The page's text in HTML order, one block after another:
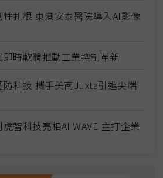
扎根 東港安泰醫院導入AI影像
時軟體推動工業控制革新
科技 攜手美商Juxta引進尖端
智科技亮相AI WAVE 主打企業